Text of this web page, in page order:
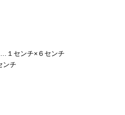
ンチ×６センチ
チ